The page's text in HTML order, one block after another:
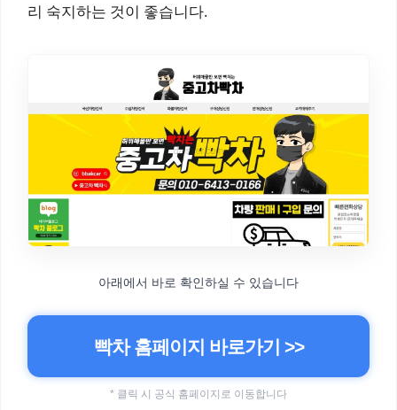
리 숙지하는 것이 좋습니다.
아래에서 바로 확인하실 수 있습니다
빡차 홈페이지 바로가기 >>
* 클릭 시 공식 홈페이지로 이동합니다